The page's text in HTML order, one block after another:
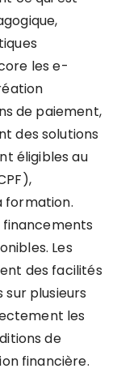
les e-
de paiement,
des solutions
éligibles au
formation.
financements
Les
des facilités
plusieurs
les
de
financière.